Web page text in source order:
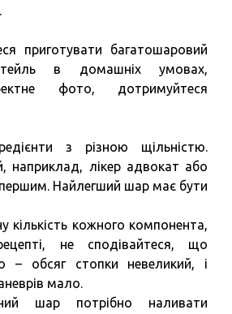
приготувати багатошаровий
в домашніх умовах,
фото, дотримуйтеся
з різною щільністю.
наприклад, лікер адвокат або
першим. Найлегший шар має бути
кількість кожного компонента,
не сподівайтеся, що
– обсяг стопки невеликий, і
мало.
шар потрібно наливати